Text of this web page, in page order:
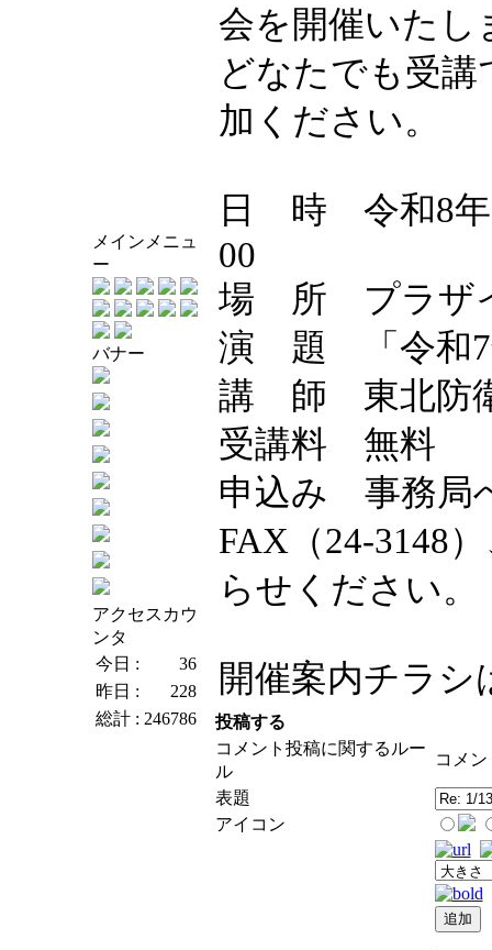
メインメニュ
ー
バナー
アクセスカウ
ンタ
今日 :
36
昨日 :
228
総計 : 246786
会を開催いたし
どなたでも受
加ください。
日 時 令和8年1
00
場 所 プラザ
演 題 「令和7
講 師 東北防
受講料 無料
申込み 事務局
FAX（24-3148
らせください。
開催案内チラシ
投稿する
コメント投稿に関するルー
ル
コメ
表題
アイコン